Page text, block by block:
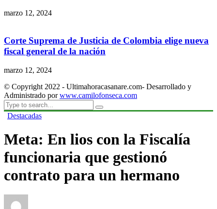
marzo 12, 2024
Corte Suprema de Justicia de Colombia elige nueva
fiscal general de la nación
marzo 12, 2024
© Copyright 2022 - Ultimahoracasanare.com- Desarrollado y
Administrado porwww.camilofonseca.com
Destacadas
Meta: En lios con la Fiscalía
funcionaria que gestionó
contrato para un hermano